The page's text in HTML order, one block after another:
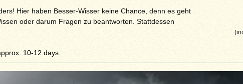
Hier haben Besser-Wisser keine Chance, denn es geht
oder darum Fragen zu beantworten. Stattdessen
10-12 days.